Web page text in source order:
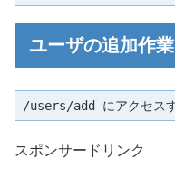
ユーザの追加作業
スポンサードリンク